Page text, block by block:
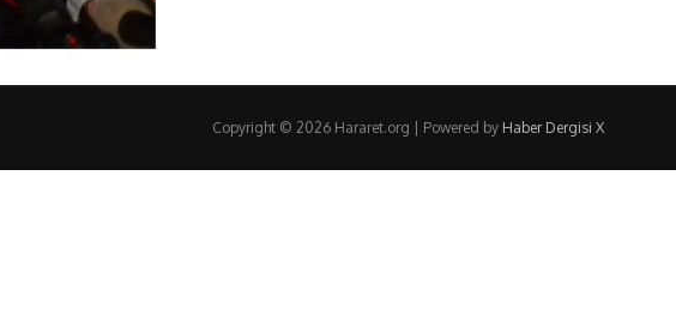
Copyright © 2026 Hararet.org | Powered by Haber Dergisi X